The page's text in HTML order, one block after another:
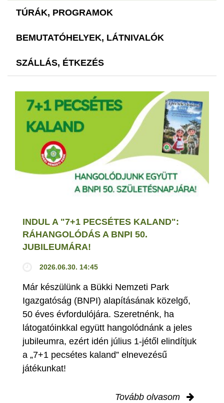
TÚRÁK, PROGRAMOK
BEMUTATÓHELYEK, LÁTNIVALÓK
SZÁLLÁS, ÉTKEZÉS
INDUL A "7+1 PECSÉTES KALAND":
RÁHANGOLÓDÁS A BNPI 50.
JUBILEUMÁRA!
2026.06.30. 14:45
Már készülünk a Bükki Nemzeti Park
Igazgatóság (BNPI) alapításának közelgő,
50 éves évfordulójára. Szeretnénk, ha
látogatóinkkal együtt hangolódnánk a jeles
jubileumra, ezért idén július 1-jétől elindítjuk
a „7+1 pecsétes kaland” elnevezésű
játékunkat!
Tovább olvasom